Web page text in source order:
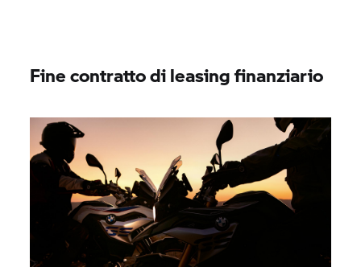
Fine contratto di leasing finanziario